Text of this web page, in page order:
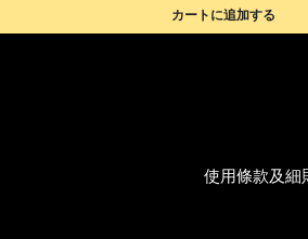
カートに追加する
使用條款及細